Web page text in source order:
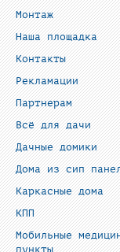
Монтаж
Наша площадка
Контакты
Рекламации
Партнерам
Всё для дачи
Дачные домики
Дома из сип
Каркасные дома
КПП
Мобильные